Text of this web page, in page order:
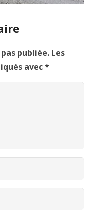
publiée. Les
avec*